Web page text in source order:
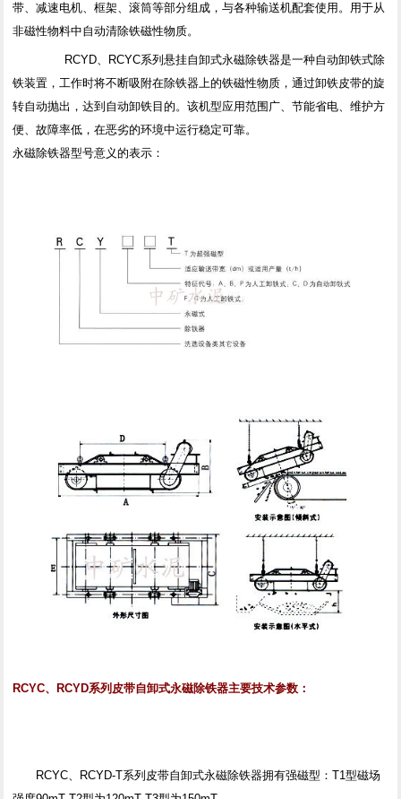
带、减速电机、框架、滚筒等部分组成，与各种输送机配套使用。用于从
非磁性物料中自动清除铁磁性物质。
RCYD、RCYC系列悬挂自卸式永磁除铁器是一种自动卸铁式除
铁装置，工作时将不断吸附在除铁器上的铁磁性物质，通过卸铁皮带的旋
转自动抛出，达到自动卸铁目的。该机型应用范围广、节能省电、维护方
便、故障率低，在恶劣的环境中运行稳定可靠。
永磁除铁器型号意义的表示：
RCYC、RCYD系列皮带自卸式永磁除铁器主要技术参数：
RCYC、RCYD-T系列皮带自卸式永磁除铁器拥有强磁型：T1型磁场